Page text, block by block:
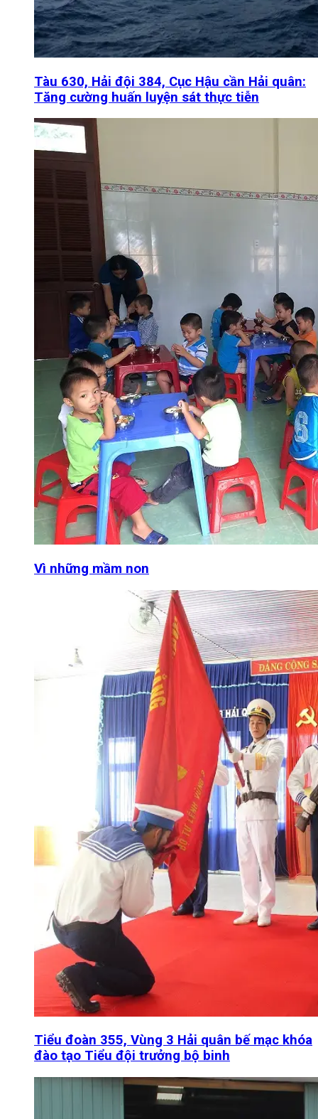
Tàu 630, Hải đội 384, Cục Hậu cần Hải quân:
Tăng cường huấn luyện sát thực tiễn
Vì những mầm non
Tiểu đoàn 355, Vùng 3 Hải quân bế mạc khóa
đào tạo Tiểu đội trưởng bộ binh